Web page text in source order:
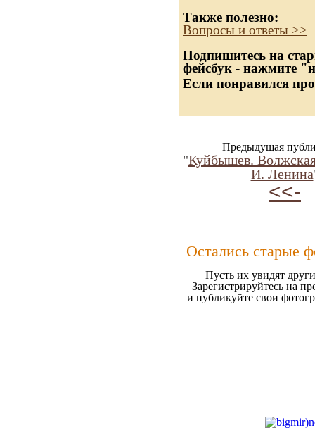
Также полезно:
Вопросы и ответы >>
Подпишитесь на
фейсбук - нажмите
Если понравился
Предыдущая
"Куйбышев.
И. Ленина
<<-
Остались старые
Пусть их увидят
Зарегистрируйтесь на
и публикуйте свои